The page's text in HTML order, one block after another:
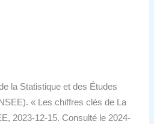
la Statistique et des Études
« Les chiffres clés de La
2023-12-15. Consulté le 2024-